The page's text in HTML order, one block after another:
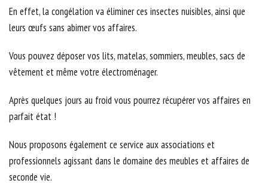
En effet, la congélation va éliminer ces insectes nuisibles, ainsi que
leurs œufs sans abimer vos affaires.
Vous pouvez déposer vos lits, matelas, sommiers, meubles, sacs de
vêtement et même votre électroménager.
Après quelques jours au froid vous pourrez récupérer vos affaires en
parfait état !
Nous proposons également ce service aux associations et
professionnels agissant dans le domaine des meubles et affaires de
seconde vie.